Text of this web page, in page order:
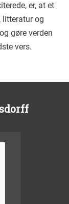
er, at et
litteratur og
gøre verden
vers.